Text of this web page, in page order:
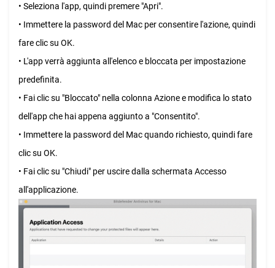
• Seleziona l'app, quindi premere "Apri".
• Immettere la password del Mac per consentire l'azione, quindi
fare clic su OK.
• L'app verrà aggiunta all'elenco e bloccata per impostazione
predefinita.
• Fai clic su "Bloccato" nella colonna Azione e modifica lo stato
dell'app che hai appena aggiunto a "Consentito".
• Immettere la password del Mac quando richiesto, quindi fare
clic su OK.
• Fai clic su "Chiudi" per uscire dalla schermata Accesso
all'applicazione.